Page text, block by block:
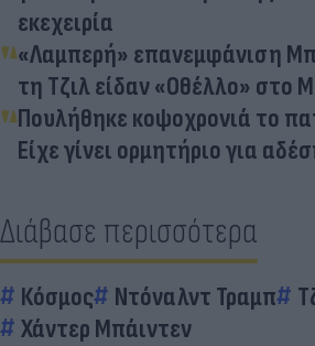
εκεχειρία
«Λαμπερή» επανεμφάνιση
τη Τζιλ είδαν «Οθέλλο» στο
Πουλήθηκε κοψοχρονιά το
Είχε γίνει ορμητήριο για
Διάβασε περισσότερα
Κόσμος Ντόναλντ Τραμπ
Χάντερ Μπάιντεν